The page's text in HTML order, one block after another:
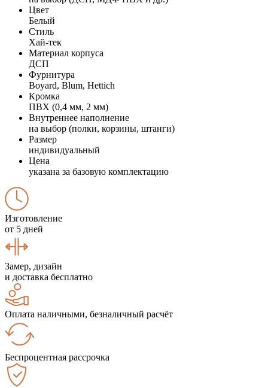
Цвет
Белый
Стиль
Хай-тек
Материал корпуса
ДСП
Фурнитура
Boyard, Blum, Hettich
Кромка
ПВХ (0,4 мм, 2 мм)
Внутреннее наполнение
на выбор (полки, корзины, штанги)
Размер
индивидуальный
Цена
указана за базовую комплектацию
Изготовление
от 5 дней
Замер, дизайн
и доставка бесплатно
Оплата наличными, безналичный расчёт
Беспроцентная рассрочка